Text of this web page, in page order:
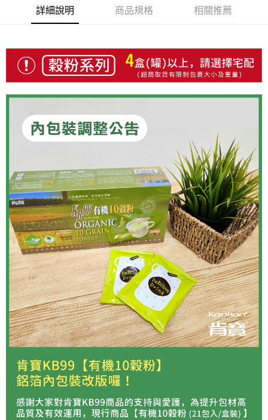
全盈+PAY
【關於「AFTEE先享後付」】
AFTEE先享後付是「在收到商品之後才付款」的支付方式。 讓您購物簡單
便利好安心！
２．便利：只要手機號碼，簡訊認證，即可結帳。
【「AFTEE先享後付」結帳流程】
１．於結帳方式選擇「AFTEE先享後付」後，將跳轉至「AFTEE先享後付」
結帳頁面，進行簡訊認證並確認金額後，即可完成結帳。
３．收到繳費通知簡訊後14天內，點擊此簡訊中的連結，可透過四大超商／
ATM／網路銀行／等多元方式進行付款，方視為交易完成。
※ 請注意：結帳手續完成當下不需立刻繳費，但若您需要取消訂單，請聯絡
購買商品的店家。未經商家同意取消之訂單仍視為有效，需透過AFTEE先享
後付繳納相關費用。
※ 交易是否成功請以「AFTEE先享後付 」之結帳頁面顯示為準，若有關於
是否繳費成功／繳費後需取消欲退款等相關疑問，請聯繫「AFTEE先享後付
客戶支援中心」https://netprotections.freshdesk.com/support/home
【注意事項】
１．透過由恩沛科技股份有限公司提供之「AFTEE先享後付」服務完成之交
易，需依本服務之必要範圍內提供個人資料，並將交易相關給付款項請求債
權轉讓予恩沛科技股份有限公司。
２．關於個人資料處理事宜，請瀏覽以下網址：
https://aftee.tw/terms/#terms3
３．未成年的使用者請事先徵得法定代理人或監護人之同意方可使用
「AFTEE先享後付」，若未經同意申辦者引起之損失，本公司不負相關責
４．使用「AFTEE先享後付」時，將依據個別帳號之用戶狀況，依本公司即
時審查核予不同之上限額度；若仍有額度不足之情形，本公司將視審查結果
請求用戶進行身份認證。
５．嚴禁一人註冊多個帳號或使用他人資訊註冊。若發現惡意使用之情形，
恩沛科技股份有限公司將有權停止該用戶之使用額度並採取法律行動。
ATM付款
運送方式
全家取貨付款
每筆NT$80，滿NT$699(含以上)免運費
每筆NT$80，滿NT$699(含以上)免運費
萊爾富取貨付款
每筆NT$80，滿NT$799(含以上)免運費
付款後萊爾富取貨
每筆NT$80，滿NT$799(含以上)免運費
7-11取貨付款
每筆NT$80，滿NT$799(含以上)免運費
付款後7-11取貨
每筆NT$80，滿NT$799(含以上)免運費
宅配
每筆NT$100，滿NT$699(含以上)免運費
國家/地區配送
詳細說明 商品規格 相關推薦